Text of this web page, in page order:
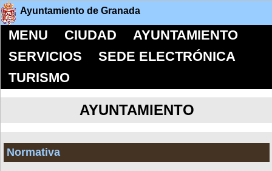
Ayuntamiento de Granada
MENU CIUDAD
AYUNTAMIENTO
SERVICIOS
SEDE ELECTRÓNICA
TURISMO
AYUNTAMIENTO
Normativa